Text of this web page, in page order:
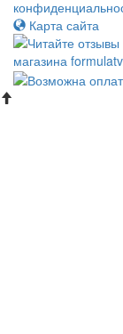
Карта сайта